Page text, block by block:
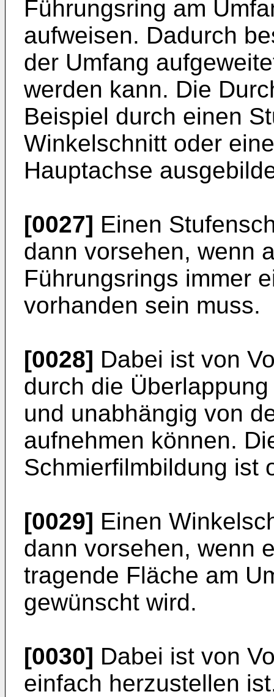
Führungsring am
aufweisen. Dadurch
der Umfang
werden kann. Die
Beispiel durch einen
Winkelschnitt oder
Hauptachse
[0027] Einen
dann vorsehen, wenn
Führungsrings immer
vorhanden sein muss.
[0028] Dabei ist von
durch die
und unabhängig von
aufnehmen können.
Schmierfilmbildung ist
[0029] Einen
dann vorsehen, wenn
tragende Fläche am
gewünscht wird.
[0030] Dabei ist von
einfach herzustellen